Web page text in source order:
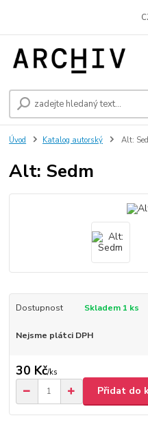
Úvod Katalog autorský Alt:
Alt: Sedm
Dostupnost Skladem 1 ks
Nejsme plátci DPH
30 Kč/ks
Přidat do